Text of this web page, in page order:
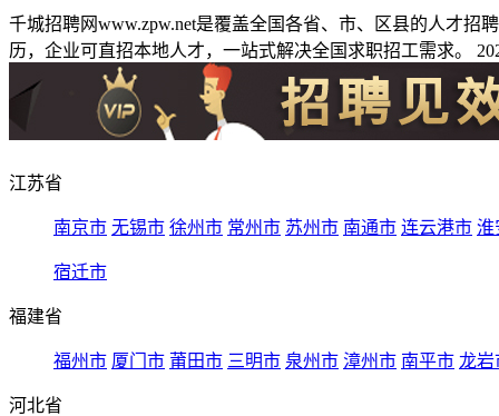
千城招聘网www.zpw.net是覆盖全国各省、市、区县的人才
历，企业可直招本地人才，一站式解决全国求职招工需求。
江苏省
南京市 无锡市 徐州市 常州市 苏州市 南通市 连云港市 淮
宿迁市
福建省
福州市 厦门市 莆田市 三明市 泉州市 漳州市 南平市 龙岩
河北省